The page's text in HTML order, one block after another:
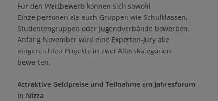
Für den Wettbewerb können sich sowohl
Einzelpersonen als auch Gruppen wie Schulklassen,
Studentengruppen oder Jugendverbände bewerben.
Anfang November wird eine Experten-Jury alle
eingereichten Projekte in zwei Alterskategorien
bewerten.
Attraktive Geldpreise und Teilnahme am Jahresforum
in Nizza